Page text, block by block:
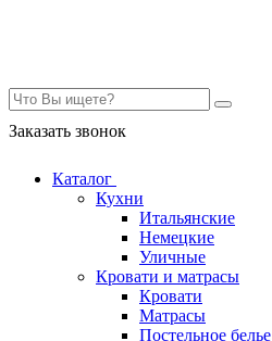
Заказать звонок
Каталог
Кухни
Итальянские
Немецкие
Уличные
Кровати и матрасы
Кровати
Матрасы
Постельное белье